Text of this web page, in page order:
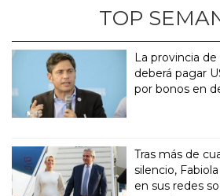
TOP
La provincia
deberá pagar
por bonos en
Tras más de
silencio,
en sus redes